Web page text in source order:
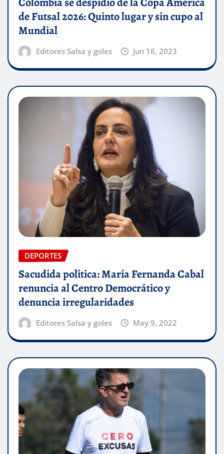
de Futsal 2026: Quinto lugar y sin cupo al
Mundial
Editores Salsa y goles Jun 16, 2023
DEPORTES
Sacudida política: María Fernanda Cabal
renuncia al Centro Democrático y
denuncia irregularidades
Editores Salsa y goles May 9, 2022